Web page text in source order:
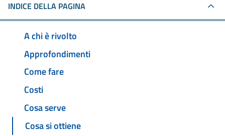
INDICE DELLA PAGINA
A chi è rivolto
Approfondimenti
Come fare
Costi
Cosa serve
Cosa si ottiene